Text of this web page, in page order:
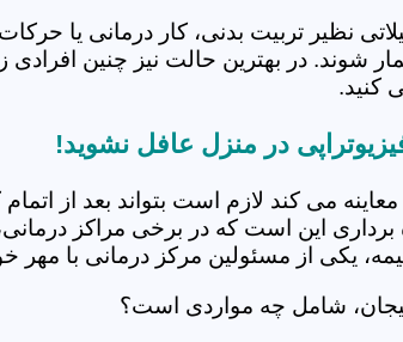
نظیر تربیت بدنی، کار درمانی یا
شوند. در بهترین حالت نیز چنین
کنید.
در منزل عافل نشوید!
می کند لازم است بتواند بعد از
این است که در برخی مراکز
یکی از مسئولین مرکز درمانی با مهر
شامل چه مواردی است؟